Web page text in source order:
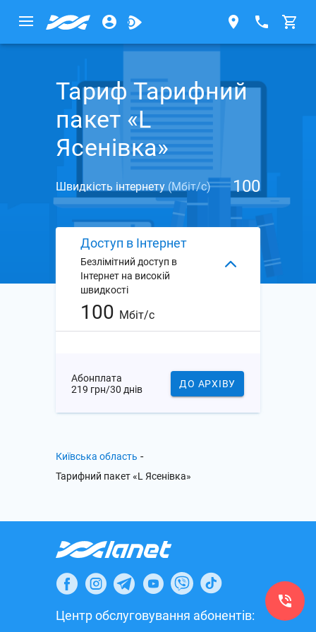
Тариф Тарифний
пакет «L
Ясенівка»
Швидкість інтернету (Мбіт/с) 100
Доступ в Інтернет
Безлімітний доступ в
Інтернет на високій
швидкості
100 Мбіт/с
Абонплата
219 грн/30 днів
ДО АРХІВУ
Київська область -
Тарифний пакет «L Ясенівка»
Центр обслуговування абонентів: